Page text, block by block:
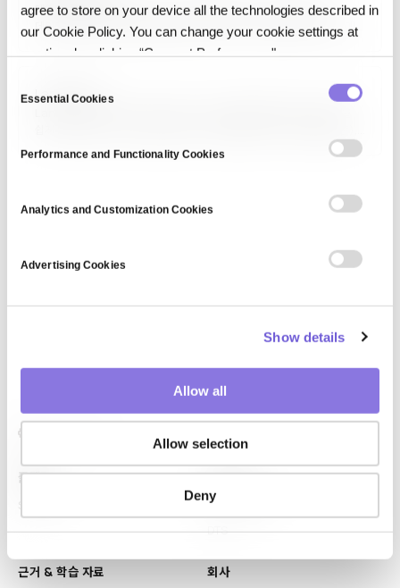
agree to store on your device all the technologies described in
our Cookie Policy. You can change your cookie settings at
any time by clicking “Consent Preferences."
Essential Cookies
Performance and Functionality Cookies
Analytics and Customization Cookies
Advertising Cookies
Show details
Allow all
Allow selection
Deny
데이터 분석(Data Analysis)은 의사결정과 인사이트 도출을 위해
데이터를 검토·정제·변환·모델링하는 과정입니다. 기술 통계, 진단 분석, 예측
분석, 처방 분석 네 가지 유형이 있으며, Python·R·SQL·Excel·BI 도구가
활용됩니다. 비즈니스, 과학, 공공 정책 등 전 분야에서 증거 기반 의사결정의
LangChain
에이전트, 메모리, 외부 도구·데이터 연결(RAG) 기능을 제공하며,
Python·JavaScript로 사용 가능합니다. LLM 기반 챗봇, 질의응답
플랫폼 핵심 역량
LLM Capsule
DTS
근거 & 학습 자료 회사